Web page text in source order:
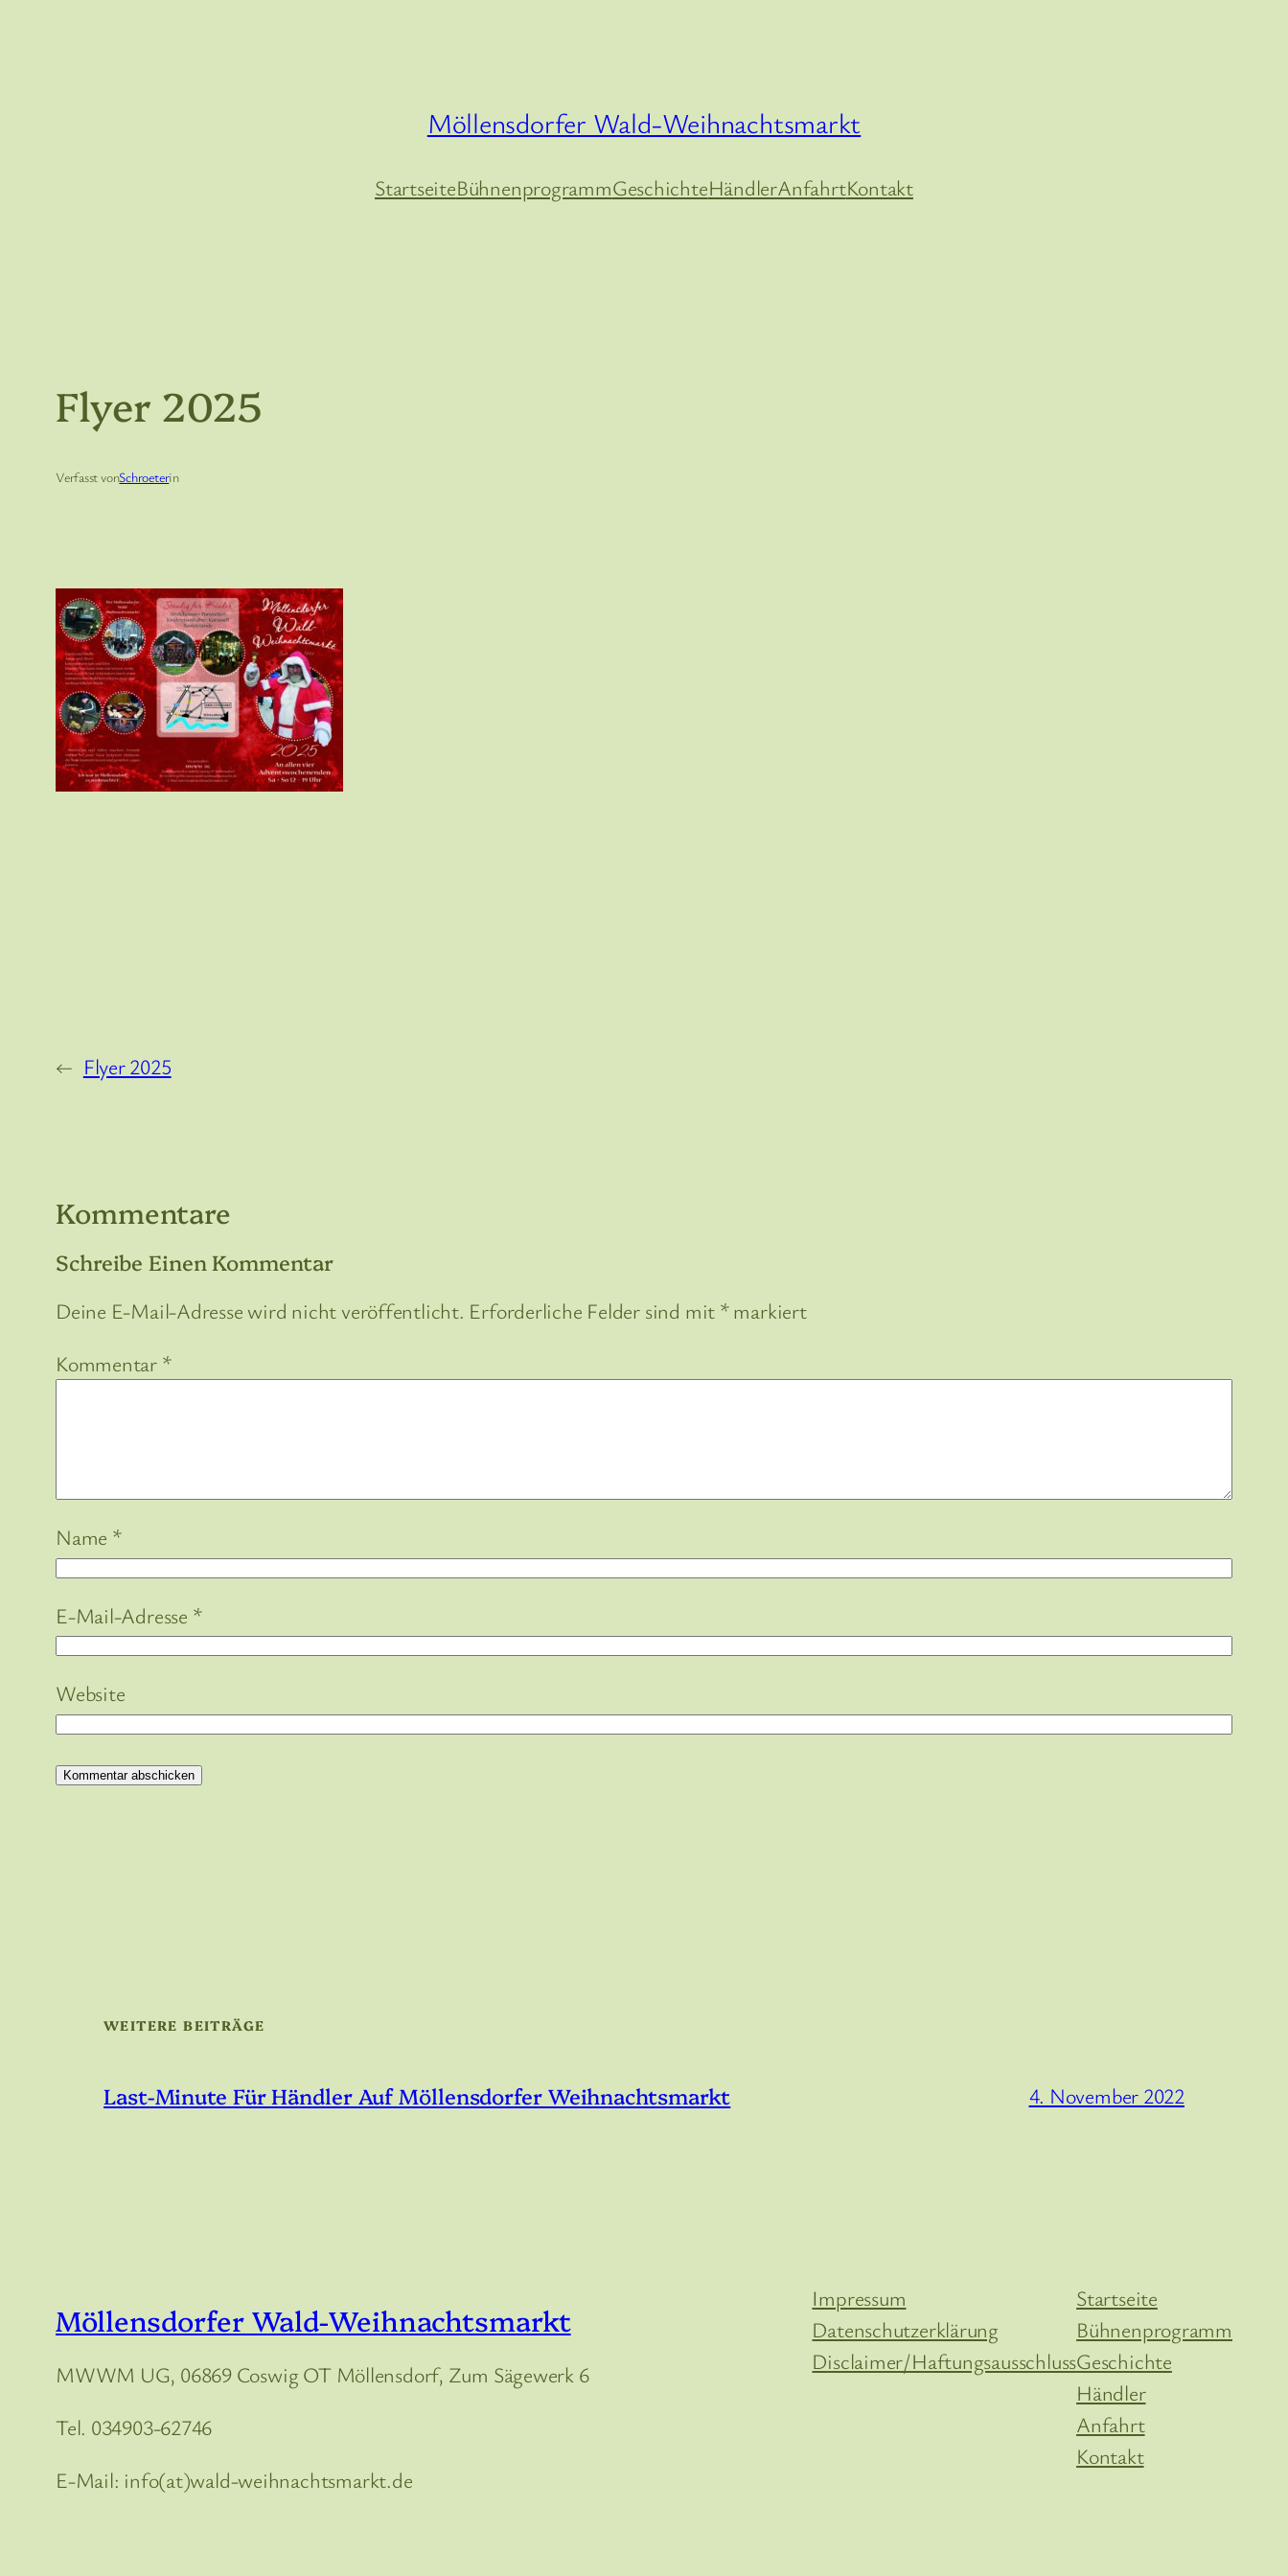
Möllensdorfer Wald-Weihnachtsmarkt
StartseiteBühnenprogrammGeschichteHändlerAnfahrtKontakt
Flyer 2025
Verfasst vonSchroeterin
← Flyer 2025
Kommentare
Schreibe Einen Kommentar
Deine E-Mail-Adresse wird nicht veröffentlicht. Erforderliche Felder sind mit *markiert
Kommentar *
Name *
E-Mail-Adresse *
Website
WEITERE BEITRÄGE
Last-Minute Für Händler Auf Möllensdorfer Weihnachtsmarkt 4. November 2022
Möllensdorfer Wald-Weihnachtsmarkt
MWWM UG, 06869 Coswig OT Möllensdorf, Zum Sägewerk 6
Tel. 034903-62746
E-Mail: info(at)wald-weihnachtsmarkt.de
Impressum
Datenschutzerklärung
Disclaimer/Haftungsausschluss
Startseite
Bühnenprogramm
Geschichte
Händler
Anfahrt
Kontakt